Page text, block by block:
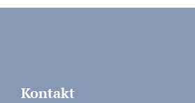
Kontakt